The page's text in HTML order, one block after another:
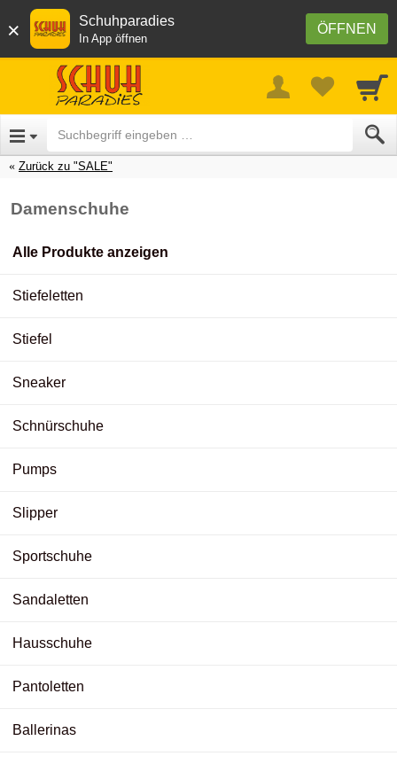
× ÖFFNEN
Schuhparadies
In App öffnen
Zurück zu "SALE"
Damenschuhe
Alle Produkte anzeigen
Stiefeletten
Stiefel
Sneaker
Schnürschuhe
Pumps
Slipper
Sportschuhe
Sandaletten
Hausschuhe
Pantoletten
Ballerinas